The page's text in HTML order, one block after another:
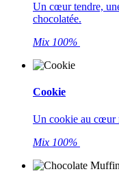
Un cœur tendre,
chocolatée.
Mix 100%
Cookie
Un cookie au cœur
Mix 100%